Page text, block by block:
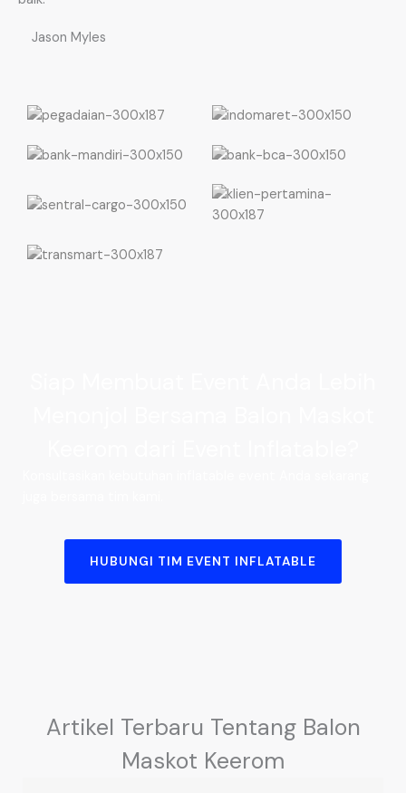
Jason Myles
HUBUNGI TIM EVENT INFLATABLE
Artikel Terbaru Tentang Balon
Maskot Keerom